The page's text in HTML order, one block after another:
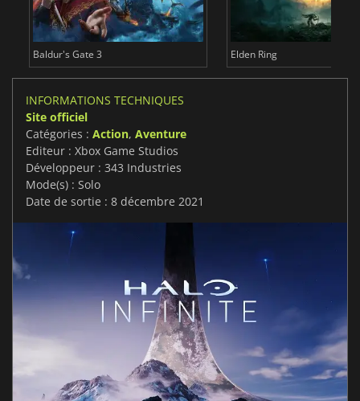
Baldur's Gate 3 Elden Ring
INFORMATIONS TECHNIQUES
Site officiel
Catégories : Action, Aventure
Editeur : Xbox Game Studios
Développeur : 343 Industries
Mode(s) : Solo
Date de sortie : 8 décembre 2021